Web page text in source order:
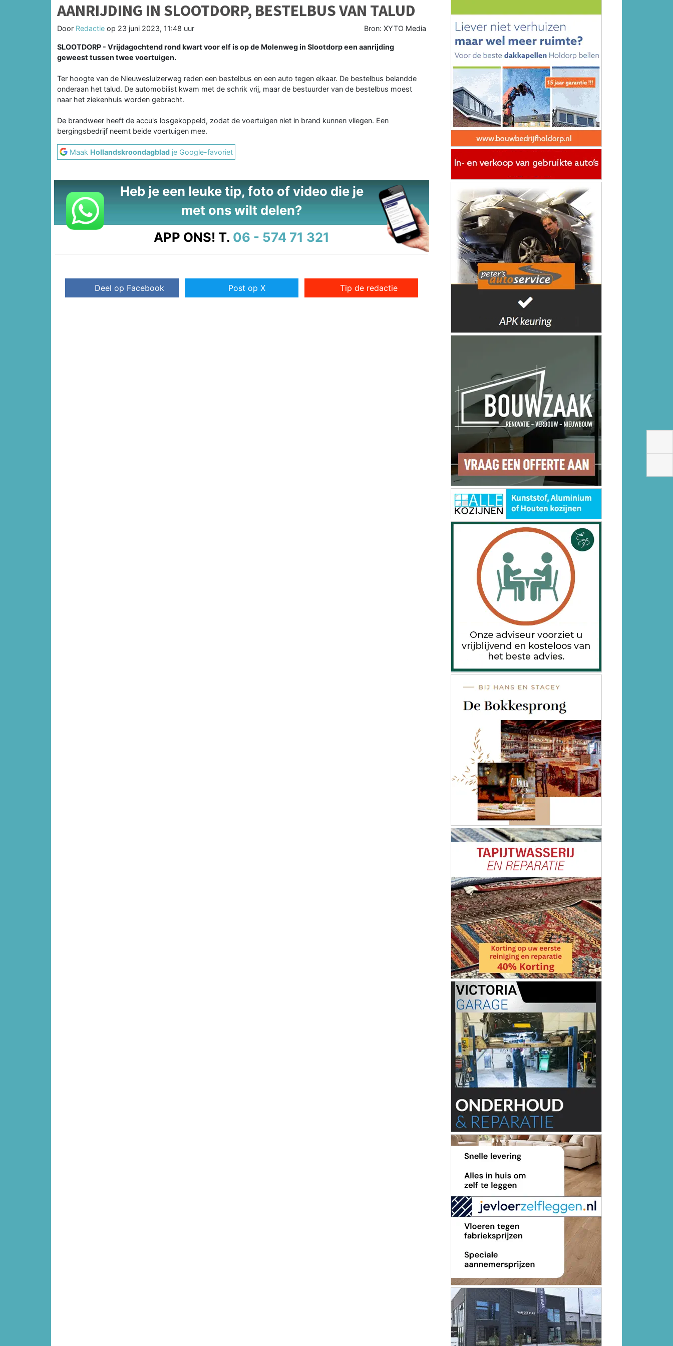
AANRIJDING IN SLOOTDORP, BESTELBUS VAN TALUD
Door Redactie op 23 juni 2023, 11:48 uur Bron: XYTO Media
SLOOTDORP - Vrijdagochtend rond kwart voor elf is op de Molenweg in Slootdorp een aanrijding
geweest tussen twee voertuigen.
Ter hoogte van de Nieuwesluizerweg reden een bestelbus en een auto tegen elkaar. De bestelbus belandde
onderaan het talud. De automobilist kwam met de schrik vrij, maar de bestuurder van de bestelbus moest
naar het ziekenhuis worden gebracht.
De brandweer heeft de accu's losgekoppeld, zodat de voertuigen niet in brand kunnen vliegen. Een
bergingsbedrijf neemt beide voertuigen mee.
Maak Hollandskroondagblad je Google-favoriet
Heb je een leuke tip, foto of video die je
met ons wilt delen?
APP ONS! T. 06 - 574 71 321
Deel op Facebook Post op X Tip de redactie